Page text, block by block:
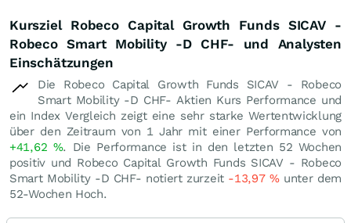
Kursziel Robeco Capital Growth Funds SICAV -
Robeco Smart Mobility -D CHF- und Analysten
Einschätzungen
Die Robeco Capital Growth Funds SICAV - Robeco
Smart Mobility -D CHF- Aktien Kurs Performance und
ein Index Vergleich zeigt eine sehr starke Wertentwicklung
über den Zeitraum von 1 Jahr mit einer Performance von
+41,62 %. Die Performance ist in den letzten 52 Wochen
positiv und Robeco Capital Growth Funds SICAV - Robeco
Smart Mobility -D CHF- notiert zurzeit -13,97 %unter dem
52-Wochen Hoch.